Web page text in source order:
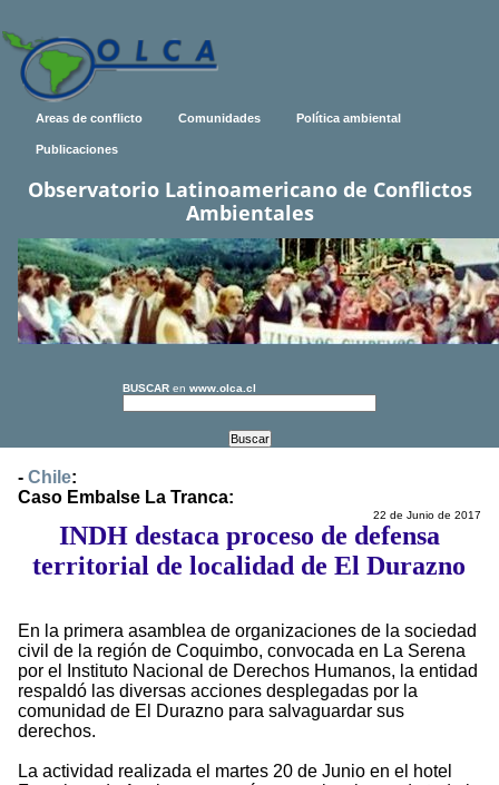
Areas de conflicto Comunidades Política ambiental
Publicaciones
Observatorio Latinoamericano de Conflictos
Ambientales
BUSCAR en www.olca.cl
- Chile:
Caso Embalse La Tranca:
22 de Junio de 2017
INDH destaca proceso de defensa
territorial de localidad de El Durazno
En la primera asamblea de organizaciones de la sociedad
civil de la región de Coquimbo, convocada en La Serena
por el Instituto Nacional de Derechos Humanos, la entidad
respaldó las diversas acciones desplegadas por la
comunidad de El Durazno para salvaguardar sus
derechos.
La actividad realizada el martes 20 de Junio en el hotel